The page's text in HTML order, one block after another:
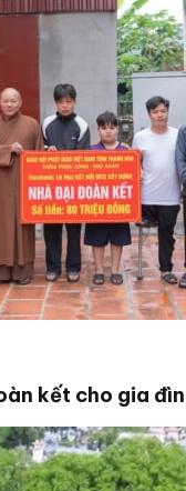
kết cho gia